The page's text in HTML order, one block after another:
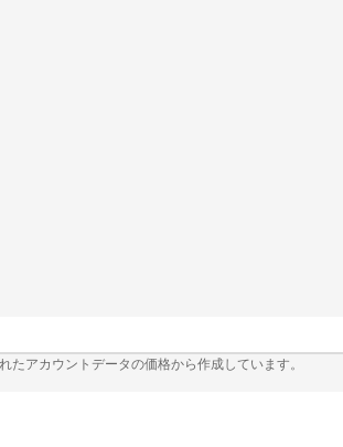
アカウントデータの価格から作成しています。